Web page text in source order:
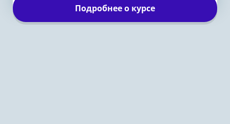
Подробнее о курсе